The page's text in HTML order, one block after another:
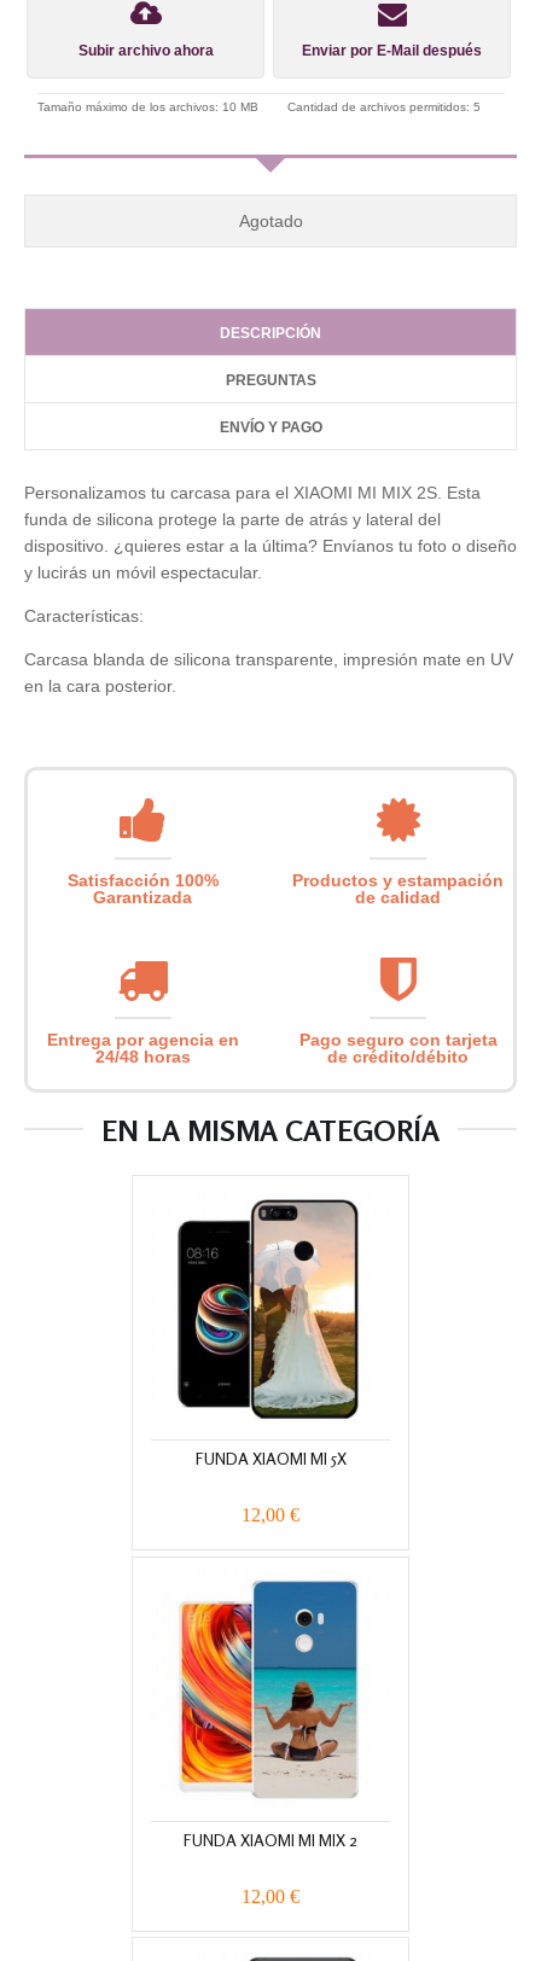
Subir archivo ahora Enviar por E-Mail después
Tamaño máximo de los archivos: 10 MB Cantidad de archivos permitidos: 5
Agotado
DESCRIPCIÓN
PREGUNTAS
ENVÍO Y PAGO
Personalizamos tu carcasa para el XIAOMI MI MIX 2S. Esta
funda de silicona protege la parte de atrás y lateral del
dispositivo. ¿quieres estar a la última? Envíanos tu foto o diseño
y lucirás un móvil espectacular.
Características:
Carcasa blanda de silicona transparente, impresión mate en UV
en la cara posterior.
Satisfacción 100%
Garantizada
Productos y estampación
de calidad
Entrega por agencia en
24/48 horas
Pago seguro con tarjeta
de crédito/débito
EN LA MISMA CATEGORÍA
FUNDA XIAOMI MI 5X
12,00 €
FUNDA XIAOMI MI MIX 2
12,00 €